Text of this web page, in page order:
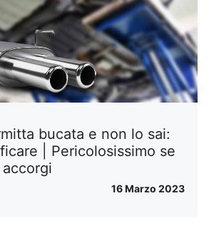
bucata e non lo sai:
| Pericolosissimo se
16 Marzo 2023